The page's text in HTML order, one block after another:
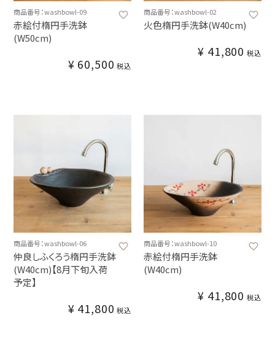
商品番号：washbowl-09
赤絵付楕円手洗鉢
(W50cm)
¥ 60,500 税込
商品番号：washbowl-02
火色楕円手洗鉢(W40cm)
¥ 41,800 税込
商品番号：washbowl-06
仲良しふくろう楕円手洗鉢
(W40cm)【8月下旬入荷
予定】
¥ 41,800 税込
商品番号：washbowl-10
赤絵付楕円手洗鉢
(W40cm)
¥ 41,800 税込